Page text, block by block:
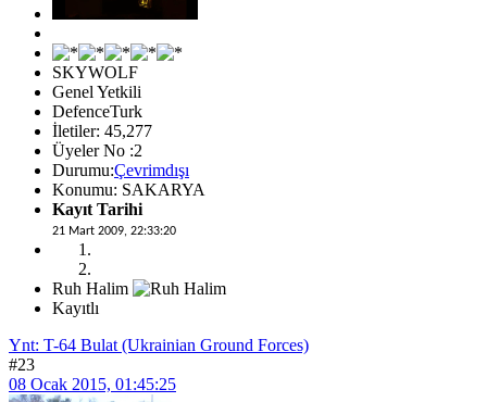
SKYWOLF
Genel Yetkili
DefenceTurk
İletiler: 45,277
Üyeler No :2
Durumu:Çevrimdışı
Konumu: SAKARYA
Kayıt Tarihi
21 Mart 2009, 22:33:20
Ruh Halim
Kayıtlı
Ynt: T-64 Bulat (Ukrainian Ground Forces)
#23
08 Ocak 2015, 01:45:25